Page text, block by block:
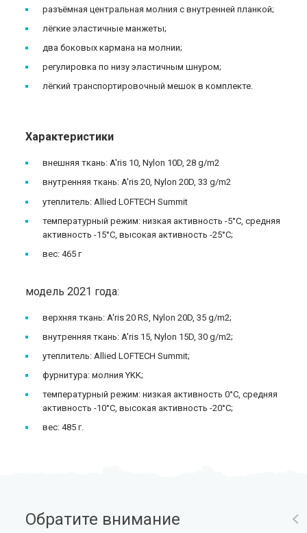
разъёмная центральная молния с внутренней планкой;
лёгкие эластичные манжеты;
два боковых кармана на молнии;
регулировка по низу эластичным шнуром;
лёгкий транспортировочный мешок в комплекте.
Характеристики
внешняя ткань: A'ris 10, Nylon 10D, 28 g/m2
внутренняя ткань: A'ris 20, Nylon 20D, 33 g/m2
утеплитель: Allied LOFTECH Summit
температурный режим: низкая активность -5°C, средняя
активность -15°C, высокая активность -25°C;
вес: 465 г
модель 2021 года:
верхняя ткань: A'ris 20 RS, Nylon 20D, 35 g/m2;
внутренняя ткань: A'ris 15, Nylon 15D, 30 g/m2;
утеплитель: Allied LOFTECH Summit;
фурнитура: молния YKK;
температурный режим: низкая активность 0°C, средняя
активность -10°C, высокая активность -20°C;
вес: 485 г.
Обратите внимание